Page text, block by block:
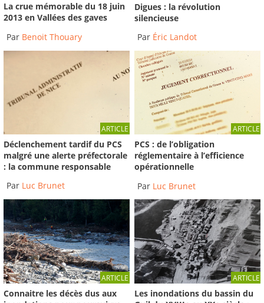
La crue mémorable du 18 juin
2013 en Vallées des gaves
Par Benoit Thouary
Digues : la révolution
silencieuse
Par Éric Landot
ARTICLE
Déclenchement tardif du PCS
malgré une alerte préfectorale
: la commune responsable
Par Luc Brunet
ARTICLE
PCS : de l’obligation
réglementaire à l’efficience
opérationnelle
Par Luc Brunet
ARTICLE
Connaitre les décès dus aux
ARTICLE
Les inondations du bassin du